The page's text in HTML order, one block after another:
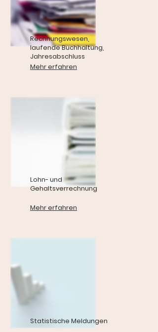
Rechnungswesen,
laufende Buchhaltung,
Jahresabschluss
Mehr erfahren
Lohn- und
Gehaltsverrechnung
Mehr erfahren
Statistische Meldungen